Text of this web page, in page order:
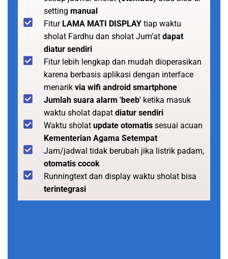
setting manual
Fitur LAMA MATI DISPLAY tiap waktu
sholat Fardhu dan sholat Jum’at dapat
diatur sendiri
Fitur lebih lengkap dan mudah dioperasikan
karena berbasis aplikasi dengan interface
menarik via wifi android smartphone
Jumlah suara alarm 'beeb' ketika masuk
waktu sholat dapat diatur sendiri
Waktu sholat update otomatis sesuai acuan
Kementerian Agama Setempat
Jam/jadwal tidak berubah jika listrik padam,
otomatis cocok
Runningtext dan display waktu sholat bisa
terintegrasi